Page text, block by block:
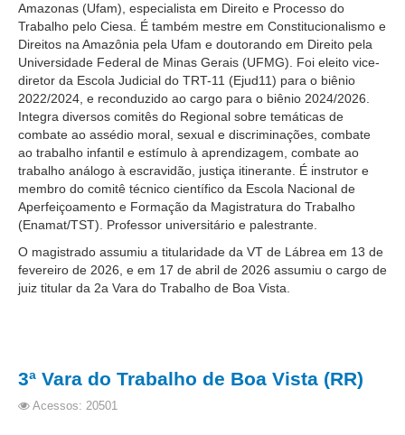
Educação a distância
Responsabilidade Socioambiental
Comissão Permanente de Acessibilidade e Inclusão
Escola Judicial
Programa Trabalho Seguro
Coordenadoria de Saúde
Serviços
Ação Trabalhista (Atermação)
Atermação On-line - Interior de Roraima
Glossário
Consulta de Pautas
Amazonas (Ufam), especialista em Direito e Processo do
Trabalho pelo Ciesa. É também mestre em Constitucionalismo e
Direitos na Amazônia pela Ufam e doutorando em Direito pela
Universidade Federal de Minas Gerais (UFMG). Foi eleito vice-
diretor da Escola Judicial do TRT-11 (Ejud11) para o biênio
2022/2024, e reconduzido ao cargo para o biênio 2024/2026.
Integra diversos comitês do Regional sobre temáticas de
combate ao assédio moral, sexual e discriminações, combate
ao trabalho infantil e estímulo à aprendizagem, combate ao
trabalho análogo à escravidão, justiça itinerante. É instrutor e
membro do comitê técnico científico da Escola Nacional de
Aperfeiçoamento e Formação da Magistratura do Trabalho
(Enamat/TST). Professor universitário e palestrante.
O magistrado assumiu a titularidade da VT de Lábrea em 13 de
fevereiro de 2026, e em 17 de abril de 2026 assumiu o cargo de
juiz titular da 2a Vara do Trabalho de Boa Vista.
3ª Vara do Trabalho de Boa Vista (RR)
Acessos: 20501